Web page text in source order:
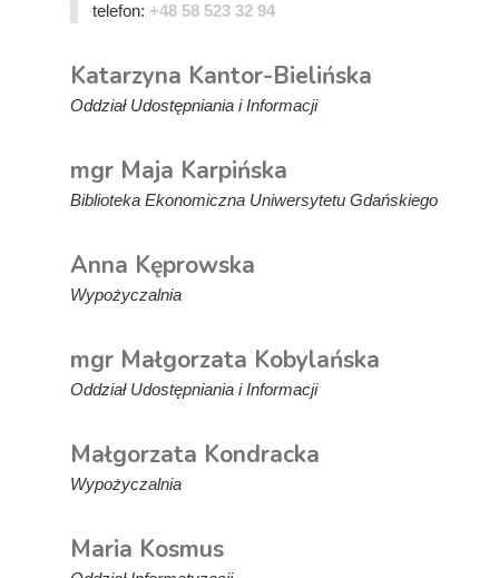
telefon: +48 58 523 32 94
Katarzyna Kantor-Bielińska
Oddział Udostępniania i Informacji
mgr Maja Karpińska
Biblioteka Ekonomiczna Uniwersytetu Gdańskiego
Anna Kęprowska
Wypożyczalnia
mgr Małgorzata Kobylańska
Oddział Udostępniania i Informacji
Małgorzata Kondracka
Wypożyczalnia
Maria Kosmus